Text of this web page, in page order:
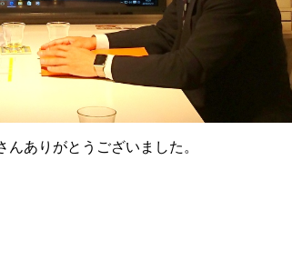
ありがとうございました。